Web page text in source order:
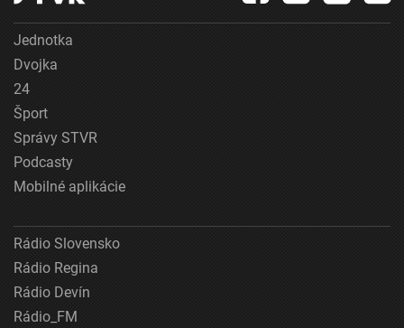
Jednotka
Dvojka
24
Šport
Správy STVR
Podcasty
Mobilné aplikácie
Rádio Slovensko
Rádio Regina
Rádio Devín
Rádio_FM